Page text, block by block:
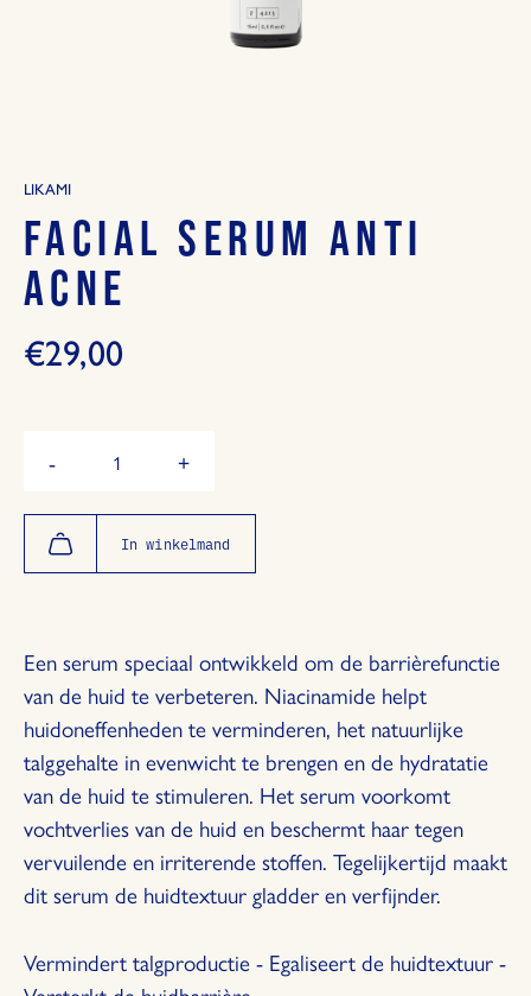
LIKAMI
FACIAL SERUM ANTI
ACNE
€29,00
-
hoeveelheid
met
1
+
met
1
In winkelmand
Een serum speciaal ontwikkeld om de barrièrefunctie
van de huid te verbeteren. Niacinamide helpt
huidoneffenheden te verminderen, het natuurlijke
talggehalte in evenwicht te brengen en de hydratatie
van de huid te stimuleren. Het serum voorkomt
vochtverlies van de huid en beschermt haar tegen
vervuilende en irriterende stoffen. Tegelijkertijd maakt
dit serum de huidtextuur gladder en verfijnder.
Vermindert talgproductie - Egaliseert de huidtextuur -